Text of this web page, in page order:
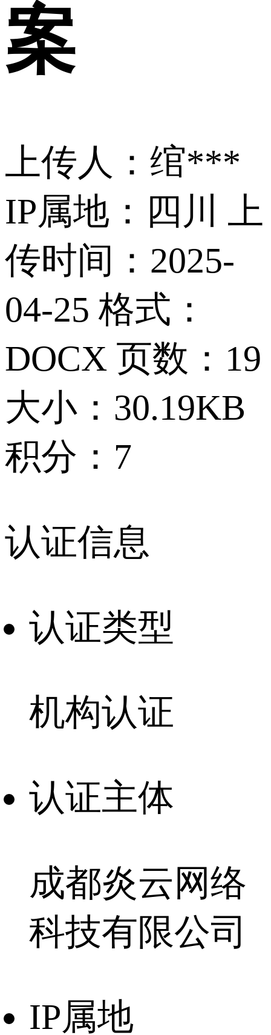
案
上传人：绾***
IP属地：四川
上
传时间：2025-
04-25 格式：
DOCX 页数：19
大小：30.19KB
积分：7
认证信息
认证类型
机构认证
认证主体
成都炎云网络
科技有限公司
IP属地